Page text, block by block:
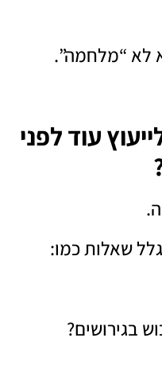
לא “מלחמה”.
עוד לפני
שאלות כמו:
בגירושים?